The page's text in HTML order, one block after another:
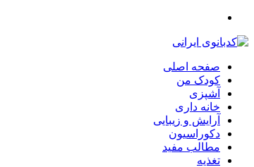
صفحه اصلی
کودک من
آشپزی
خانه داری
آرایش و زیبایی
دکوراسیون
مطالب مفید
تغذیه